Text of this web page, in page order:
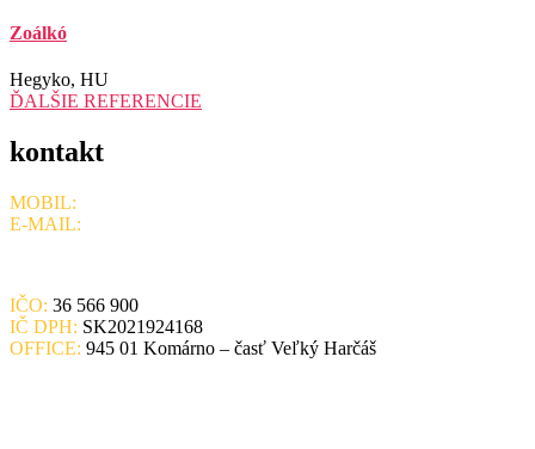
Zoálkó
Hegyko, HU
ĎALŠIE REFERENCIE
kontakt
MOBIL:
E-MAIL:
IČO: 36 566 900
IČ DPH: SK2021924168
OFFICE: 945 01 Komárno – časť Veľký Harčáš